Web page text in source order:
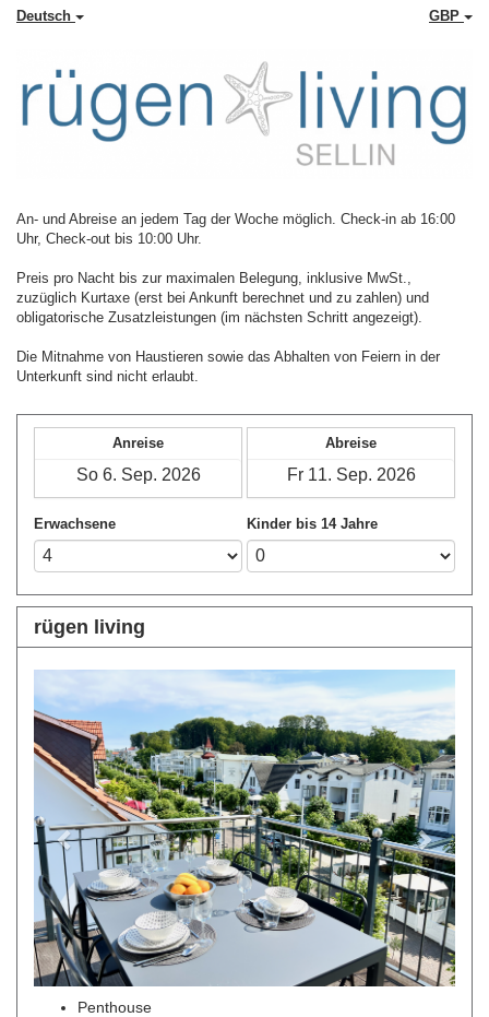
Deutsch GBP
An- und Abreise an jedem Tag der Woche möglich. Check-in ab 16:00
Uhr, Check-out bis 10:00 Uhr.
Preis pro Nacht bis zur maximalen Belegung, inklusive MwSt.,
zuzüglich Kurtaxe (erst bei Ankunft berechnet und zu zahlen) und
obligatorische Zusatzleistungen (im nächsten Schritt angezeigt).
Die Mitnahme von Haustieren sowie das Abhalten von Feiern in der
Unterkunft sind nicht erlaubt.
Anreise Abreise
Erwachsene Kinder bis 14 Jahre
rügen living
Next
Penthouse